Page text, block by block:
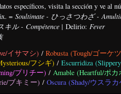
específicos, visita la sección y ve al
= Soultimate - ひっさつわざ -
キル - Compétence | Delirio: Fever
イサマシ) / Robusta (Tough/ゴーケ
フシギ) / Escurridiza
プリチー) / Amable (Heartful/ポ
ブキミー) / Oscura (Shady/ウスラ